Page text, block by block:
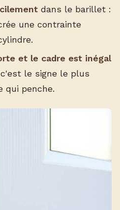
dans le barillet :
une contrainte
et le cadre est inégal
le signe le plus
qui penche.